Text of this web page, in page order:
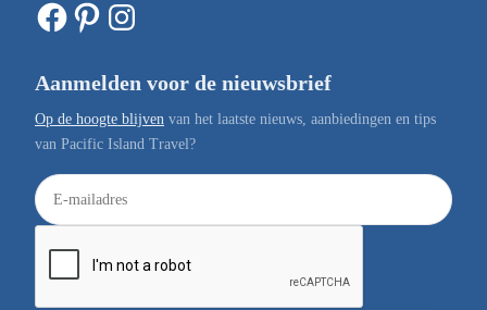
Facebook Pinterest Instagram
Aanmelden voor de nieuwsbrief
Op de hoogte blijven van het laatste nieuws, aanbiedingen en tips
van Pacific Island Travel?
E
-